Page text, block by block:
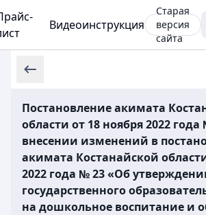
Видеоинструкция
Старая
версия
сайта
Постановление акимата
области от 18 ноября 2022
внесении изменений в
акимата Костанайской
2022 года № 23 «Об
государственного
на дошкольное воспитание и